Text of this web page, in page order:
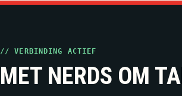
// VERBINDING ACTIEF
MET NERDS OM